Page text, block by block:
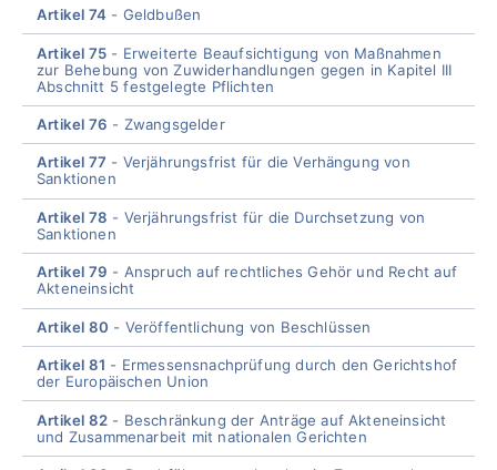
Artikel 74 Geldbußen
Artikel 75
Erweiterte Beaufsichtigung von Maßnahmen
zur Behebung von Zuwiderhandlungen gegen in Kapitel III
Abschnitt 5 festgelegte Pflichten
Artikel 76 Zwangsgelder
Artikel 77
Verjährungsfrist für die Verhängung von
Sanktionen
Artikel 78
Verjährungsfrist für die Durchsetzung von
Sanktionen
Artikel 79
Anspruch auf rechtliches Gehör und Recht auf
Akteneinsicht
Artikel 80 Veröffentlichung von Beschlüssen
Artikel 81
Ermessensnachprüfung durch den Gerichtshof
der Europäischen Union
Artikel 82
Beschränkung der Anträge auf Akteneinsicht
und Zusammenarbeit mit nationalen Gerichten